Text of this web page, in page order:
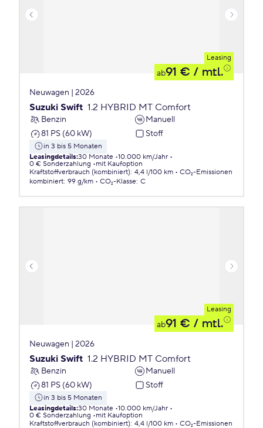
Leasing
ab91 € / mtl.
Neuwagen | 2026
Suzuki Swift 1.2 HYBRID MT Comfort
Benzin
Manuell
81 PS (60 kW)
Stoff
in 3 bis 5 Monaten
Leasingdetails:30 Monate 10.000 km/Jahr
0 € Sonderzahlung
mit Kaufoption
Kraftstoffverbrauch (kombiniert): 4,4 l/100 km
CO₂-Emissionen
kombiniert: 99 g/km CO₂-Klasse: C
Leasing
ab91 € / mtl.
Neuwagen | 2026
Suzuki Swift 1.2 HYBRID MT Comfort
Benzin
Manuell
81 PS (60 kW)
Stoff
in 3 bis 5 Monaten
Leasingdetails:30 Monate 10.000 km/Jahr
0 € Sonderzahlung
mit Kaufoption
Kraftstoffverbrauch (kombiniert): 4,4 l/100 km
CO₂-Emissionen